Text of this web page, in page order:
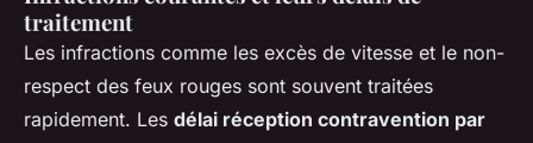
traitement
Les infractions comme les excès de vitesse et le non-
respect des feux rouges sont souvent traitées
rapidement. Les délai réception contravention par